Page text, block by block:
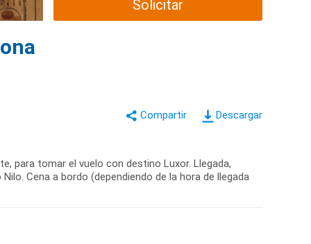
Solicitar
Descargar
para tomar el vuelo con destino Luxor. Llegada,
Cena a bordo (dependiendo de la hora de llegada